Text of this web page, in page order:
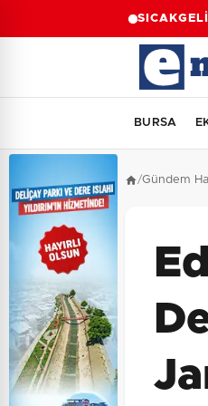
SICAK
BURSA
/Gündem